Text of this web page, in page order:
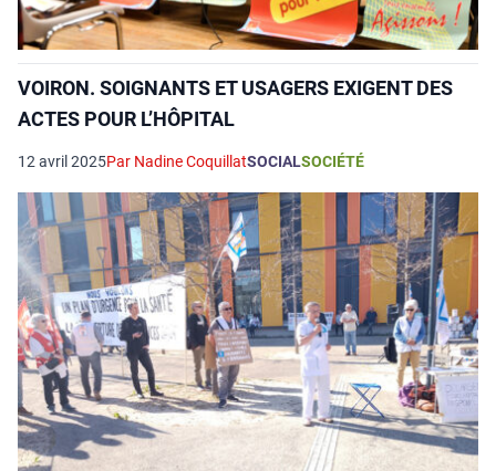
VOIRON. SOIGNANTS ET USAGERS EXIGENT DES
ACTES POUR L’HÔPITAL
12 avril 2025Par Nadine CoquillatSOCIALSOCIÉTÉ